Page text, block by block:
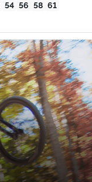
54 56 58 61